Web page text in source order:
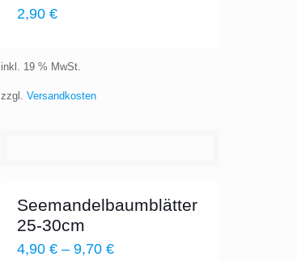
2,90 €
inkl. 19 % MwSt.
zzgl. Versandkosten
Seemandelbaumblätter
25-30cm
4,90 €– 9,70 €